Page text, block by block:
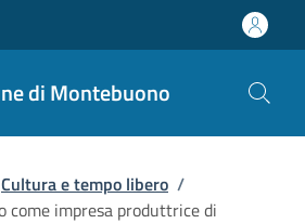
di Montebuono
Cultura e tempo libero /
come impresa produttrice di